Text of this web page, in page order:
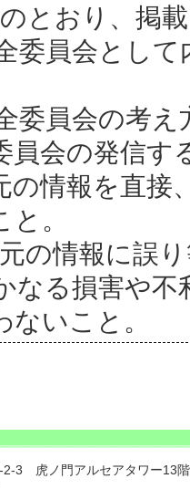
とおり、掲
会として
会の考え
員会の発信す
の情報を直接
。
の情報に誤
なる損害や
いこと。
3 虎ノ門アルセアタワー13